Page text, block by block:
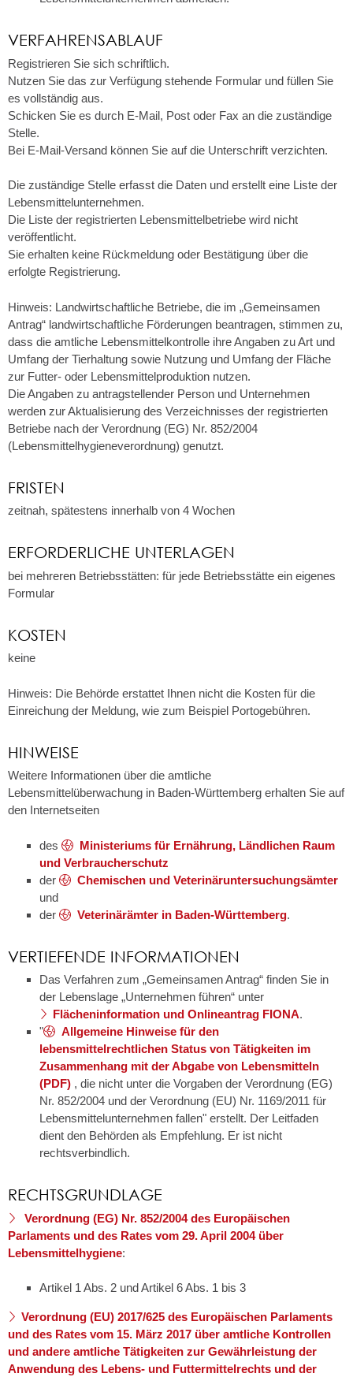
VERFAHRENSABLAUF
Registrieren Sie sich schriftlich.
Nutzen Sie das zur Verfügung stehende Formular und füllen Sie
es vollständig aus.
Schicken Sie es durch E-Mail, Post oder Fax an die zuständige
Stelle.
Bei E-Mail-Versand können Sie auf die Unterschrift verzichten.
Die zuständige Stelle erfasst die Daten und erstellt eine Liste der
Lebensmittelunternehmen.
Die Liste der registrierten Lebensmittelbetriebe wird nicht
veröffentlicht.
Sie erhalten keine Rückmeldung oder Bestätigung über die
erfolgte Registrierung.
Hinweis: Landwirtschaftliche Betriebe, die im „Gemeinsamen
Antrag“ landwirtschaftliche Förderungen beantragen, stimmen zu,
dass die amtliche Lebensmittelkontrolle ihre Angaben zu Art und
Umfang der Tierhaltung sowie Nutzung und Umfang der Fläche
zur Futter- oder Lebensmittelproduktion nutzen.
Die Angaben zu antragstellender Person und Unternehmen
werden zur Aktualisierung des Verzeichnisses der registrierten
Betriebe nach der Verordnung (EG) Nr. 852/2004
(Lebensmittelhygieneverordnung) genutzt.
FRISTEN
zeitnah, spätestens innerhalb von 4 Wochen
ERFORDERLICHE UNTERLAGEN
bei mehreren Betriebsstätten: für jede Betriebsstätte ein eigenes
Formular
KOSTEN
keine
Hinweis: Die Behörde erstattet Ihnen nicht die Kosten für die
Einreichung der Meldung, wie zum Beispiel Portogebühren.
HINWEISE
Weitere Informationen über die amtliche
Lebensmittelüberwachung in Baden-Württemberg erhalten Sie auf
den Internetseiten
des
Ministeriums für Ernährung, Ländlichen Raum
und Verbraucherschutz
der
Chemischen und Veterinäruntersuchungsämter
und
der
Veterinärämter in Baden-Württemberg.
VERTIEFENDE INFORMATIONEN
Das Verfahren zum „Gemeinsamen Antrag“ finden Sie in
der Lebenslage „Unternehmen führen“ unter
Flächeninformation und Onlineantrag FIONA.
"
Allgemeine Hinweise für den
lebensmittelrechtlichen Status von Tätigkeiten im
Zusammenhang mit der Abgabe von Lebensmitteln
(PDF) , die nicht unter die Vorgaben der Verordnung (EG)
Nr. 852/2004 und der Verordnung (EU) Nr. 1169/2011 für
Lebensmittelunternehmen fallen" erstellt. Der Leitfaden
dient den Behörden als Empfehlung. Er ist nicht
rechtsverbindlich.
RECHTSGRUNDLAGE
Verordnung (EG) Nr. 852/2004 des Europäischen
Parlaments und des Rates vom 29. April 2004 über
Lebensmittelhygiene:
Artikel 1 Abs. 2 und Artikel 6 Abs. 1 bis 3
Verordnung (EU) 2017/625 des Europäischen Parlaments
und des Rates vom 15. März 2017 über amtliche Kontrollen
und andere amtliche Tätigkeiten zur Gewährleistung der
Anwendung des Lebens- und Futtermittelrechts und der